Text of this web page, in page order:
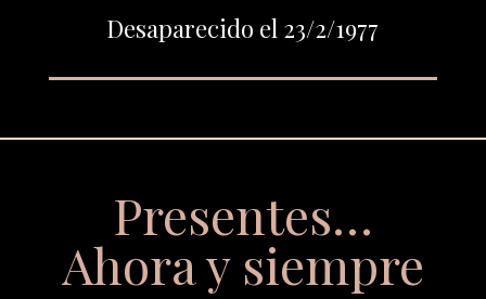
Desaparecido el 23/2/1977
Presentes…
Ahora y siempre